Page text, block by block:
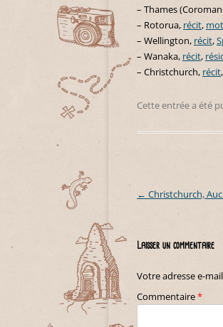
– Thames
– Rotorua, récit,
– Wellington, récit,
– Wanaka, récit,
– Christchurch, récit,
Cette entrée a été
Navigation des articles
← Christchurch,
Laisser un commentaire
Votre adresse e-
Commentaire*